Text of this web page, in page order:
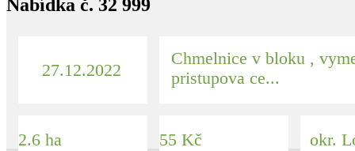
vedena aktivní
vesměs travnaté a
ostatní plochy. Lze
dohledat v náhledu
na ČÚZK. Daná
pozemku vedou
Nabídka č. 32 999
27.12.2022
Chmelnice v bloku ,
pristupova ce...
2.6 ha 55 Kč okr.